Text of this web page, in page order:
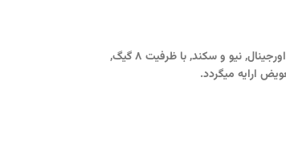
نیو و سکند,با ظرفیت ۸ گیگ,
ارایه میگردد.